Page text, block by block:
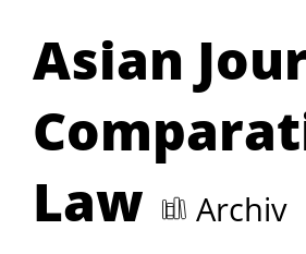
Asian
Law
Archiv